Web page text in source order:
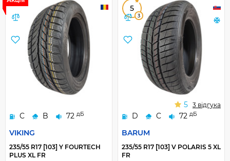
C B 72 дБ
VIKING
235/55 R17 [103] Y FOURTECH
PLUS XL FR
5
3
D C 72 дБ
BARUM
5 3 відгука
235/55 R17 [103] V POLARIS 5 XL
FR